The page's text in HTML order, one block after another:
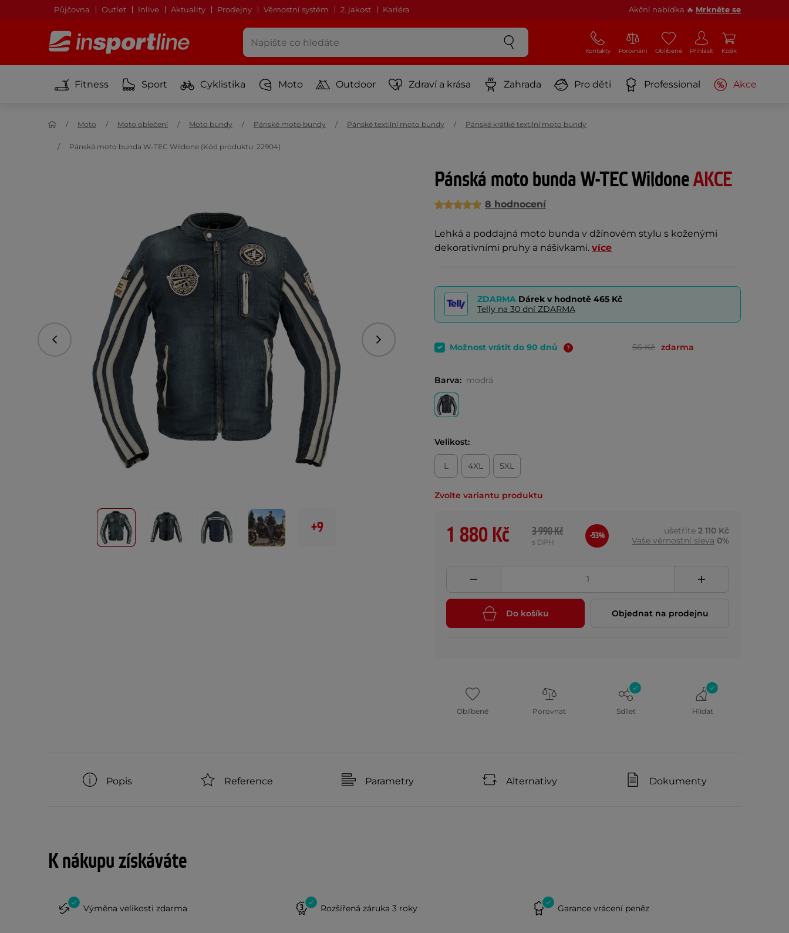
Půjčovna Outlet Inlive Aktuality Prodejny Věrnostní systém 2. jakost Kariéra Akční nabídka 🔥 Mrkněte se
Kontakty Porovnání Oblíbené Přihlásit Košík
Fitness Sport Cyklistika Moto Outdoor Zdraví a krása Zahrada Pro děti Professional Akce
Moto Moto oblečení Moto bundy Pánské moto bundy Pánské textilní moto bundy Pánské krátké textilní moto bundy
Pánská moto bunda W-TEC Wildone (Kód produktu: 22904)
Pánská moto bunda W-TEC WildoneAKCE
8 hodnocení
Lehká a poddajná moto bunda v džínovém stylu s koženými
dekorativními pruhy a nášivkami. více
Předchozí Následující
+9
ZDARMA Dárek v hodnotě 465 Kč
Telly na 30 dní ZDARMA
Možnost vrátit do 90 dnů 56 Kč zdarma
Barva: modrá
Velikost:
L 4XL 5XL
Zvolte variantu produktu
1 880 Kč 3 990 Kč
s DPH
-53% ušetříte 2 110 Kč
Vaše věrnostní sleva 0%
Do košíku Objednat na prodejnu
Oblíbené Porovnat Sdílet Hlídat
Popis Reference Parametry Alternativy Dokumenty
K nákupu získáváte
Výměna velikosti zdarma Rozšířená záruka 3 roky Garance vrácení peněz